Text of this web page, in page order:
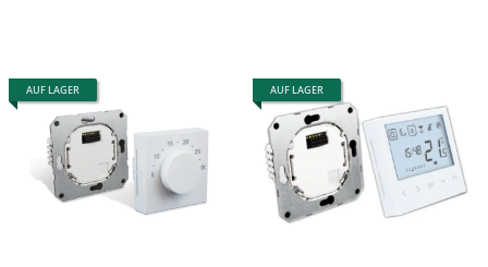
AUF LAGER AUF LAGER